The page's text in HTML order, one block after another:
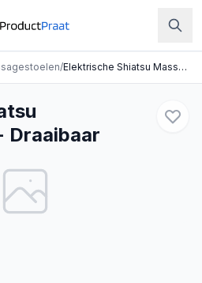
/ Elektrische Shiatsu Massagestoel - Draaibaar
Draaibaar